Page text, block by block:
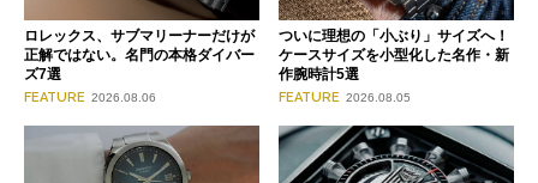
ロレックス、サブマリーナーだけが
正解ではない。名門の本格ダイバー
ズ7選
FEATURE 2026.08.06
ついに理想の「小ぶり」サイズへ！
ケースサイズを小型化した名作・新
作腕時計5選
FEATURE 2026.08.05